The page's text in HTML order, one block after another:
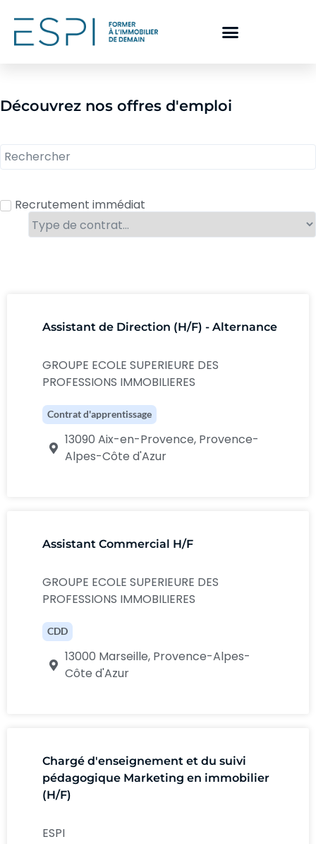
Découvrez nos offres d'emploi
Recrutement immédiat
Assistant de Direction (H/F) - Alternance
GROUPE ECOLE SUPERIEURE DES
PROFESSIONS IMMOBILIERES
Contrat d'apprentissage
13090 Aix-en-Provence, Provence-
Alpes-Côte d'Azur
Assistant Commercial H/F
GROUPE ECOLE SUPERIEURE DES
PROFESSIONS IMMOBILIERES
CDD
13000 Marseille, Provence-Alpes-
Côte d'Azur
Chargé d'enseignement et du suivi
pédagogique Marketing en immobilier
(H/F)
ESPI